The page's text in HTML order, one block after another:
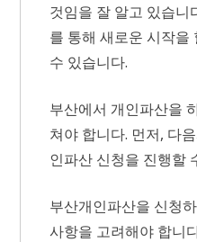
것임을 잘 알고 있습니
를 통해 새로운 시작을
수 있습니다.
부산에서 개인파산을
쳐야 합니다. 먼저, 다
인파산 신청을 진행할
부산개인파산을 신청
사항을 고려해야 합니